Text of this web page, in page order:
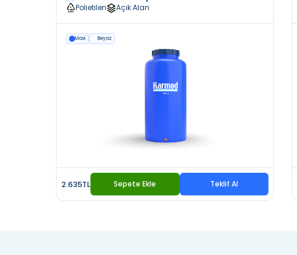
Polietilen Açık Alan
Mavi Beyaz
2.635TL Sepete Ekle Teklif Al